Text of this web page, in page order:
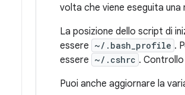
volta che viene eseguita una
La posizione dello script di
essere ~/.bash_profile .
essere ~/.cshrc .
Puoi anche aggiornare la